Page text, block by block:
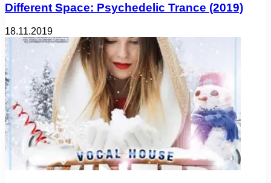
Different Space: Psychedelic Trance (2019)
18.11.2019